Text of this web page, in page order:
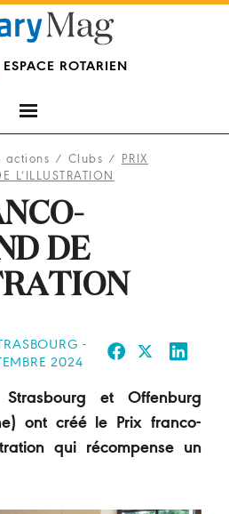
ESPACE ROTARIEN
actions / Clubs / PRIX
L’ILLUSTRATION
DE
-
2024
et Offenburg
ont créé le Prix franco-
qui récompense un
cookies